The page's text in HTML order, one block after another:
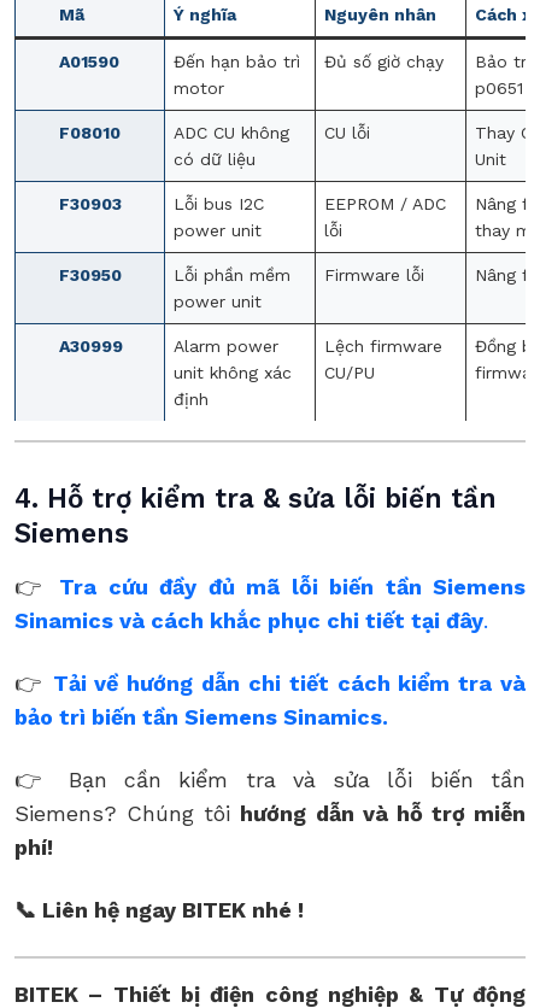
Mã Ý nghĩa Nguyên nhân Cách
A01590
Đến hạn bảo trì
motor
Đủ số giờ chạy
Bảo trì
p0651
F08010
ADC CU không
có dữ liệu
CU lỗi
Thay
Unit
F30903
Lỗi bus I2C
power unit
EEPROM / ADC
lỗi
Nâng
thay
F30950
Lỗi phần mềm
power unit
Firmware lỗi Nâng
A30999
Alarm power
unit không xác
định
Lệch firmware
CU/PU
Đồng
4. Hỗ trợ kiểm tra & sửa lỗi biến tần
Siemens
👉 Tra cứu đầy đủ mã lỗi biến tần Siemens
Sinamics và cách khắc phục chi tiết tại đây.
👉 Tải về hướng dẫn chi tiết cách kiểm tra và
bảo trì biến tần Siemens Sinamics.
👉 Bạn cần kiểm tra và sửa lỗi biến tần
Siemens? Chúng tôi hướng dẫn và hỗ trợ miễn
phí!
📞 Liên hệ ngay BITEK nhé !
BITEK – Thiết bị điện công nghiệp & Tự động